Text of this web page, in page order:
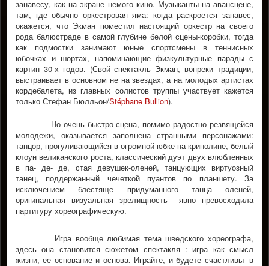
занавесу, как на экране немого кино. Музыканты на авансцене,
там, где обычно оркестровая яма: когда раскроется занавес,
окажется, что Экман поместил настоящий оркестр на своего
рода балюстраде в самой глубине белой сцены-коробки, тогда
как подмостки занимают юные спортсмены в теннисных
юбочках и шортах, напоминающие физкультурные парады с
картин 30-х годов. (Свой спектакль Экман, вопреки традиции,
выстраивает в основном не на звездах, а на молодых артистах
кордебалета, из главных солистов труппы участвует кажется
только Стефан Бюлльон/Stéphane Bullion).
Но очень быстро сцена, помимо радостно резвящейся
молодежи, оказывается заполнена странными персонажами:
танцор, прогуливающийся в огромной юбке на кринолине, белый
клоун великанского роста, классический дуэт двух влюбленных
в па- де- де, стая девушек-оленей, танцующих виртуозный
танец, поддержанный чечеткой пуантов по планшету. За
исключением блестяще придуманного танца оленей,
оригинальная визуальная зрелищность явно превосходила
партитуру хореографическую.
Игра вообще любимая тема шведского хореографа,
здесь она становится сюжетом спектакля : игра как смысл
жизни, ее основание и основа. Играйте, и будете счастливы- в